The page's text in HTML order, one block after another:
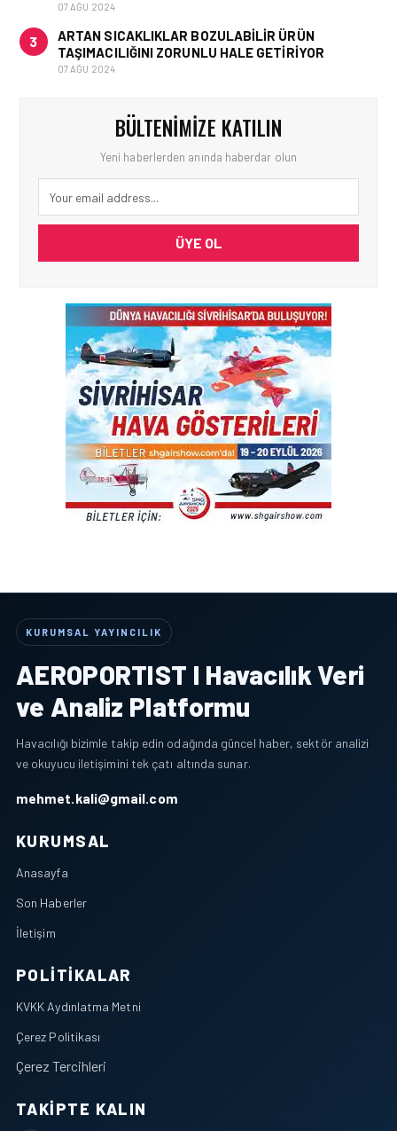
07 AĞU 2024
3
ARTAN SICAKLIKLAR BOZULABILIR ÜRÜN
TAŞIMACILIĞINI ZORUNLU HALE GETIRIYOR
07 AĞU 2024
BÜLTENIMIZE KATILIN
Yeni haberlerden anında haberdar olun
ÜYE OL
KURUMSAL YAYINCILIK
AEROPORTIST I Havacılık Veri
ve Analiz Platformu
Havacılığı bizimle takip edin odağında güncel haber, sektör analizi
ve okuyucu iletişimini tek çatı altında sunar.
mehmet.kali@gmail.com
KURUMSAL
Anasayfa
Son Haberler
İletişim
POLITIKALAR
KVKK Aydınlatma Metni
Çerez Politikası
Çerez Tercihleri
TAKIPTE KALIN